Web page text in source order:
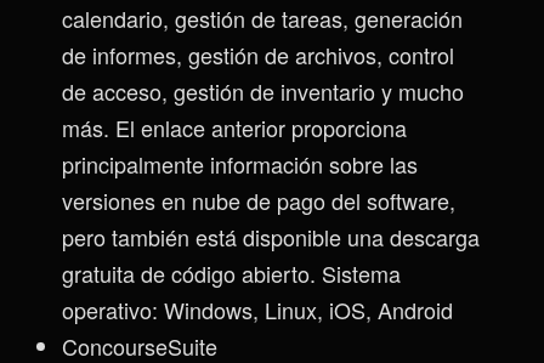
calendario, gestión de tareas, generación
de informes, gestión de archivos, control
de acceso, gestión de inventario y mucho
más. El enlace anterior proporciona
principalmente información sobre las
versiones en nube de pago del software,
pero también está disponible una descarga
gratuita de código abierto. Sistema
operativo: Windows, Linux, iOS, Android
ConcourseSuite